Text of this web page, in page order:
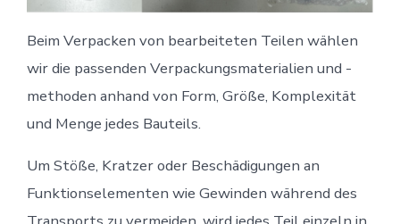
Beim Verpacken von bearbeiteten Teilen wählen
wir die passenden Verpackungsmaterialien und -
methoden anhand von Form, Größe, Komplexität
und Menge jedes Bauteils.
Um Stöße, Kratzer oder Beschädigungen an
Funktionselementen wie Gewinden während des